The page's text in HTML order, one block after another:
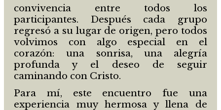
convivencia entre todos los
participantes. Después cada grupo
regresó a su lugar de origen, pero todos
volvimos con algo especial en el
corazón: una sonrisa, una alegría
profunda y el deseo de seguir
caminando con Cristo.
Para mí, este encuentro fue una
experiencia muy hermosa y llena de